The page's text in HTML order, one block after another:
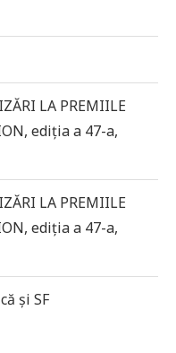
LA PREMIILE
ediția a 47-a,
LA PREMIILE
ediția a 47-a,
și SF